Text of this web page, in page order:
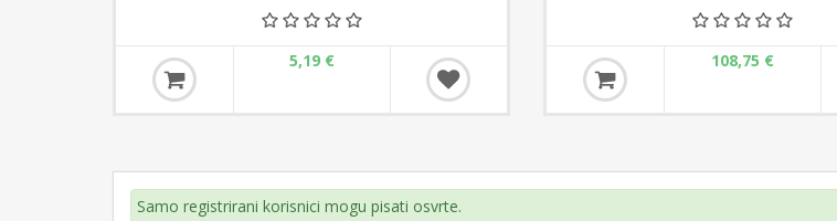
5,19 € 108,75 €
Samo registrirani korisnici mogu pisati osvrte.